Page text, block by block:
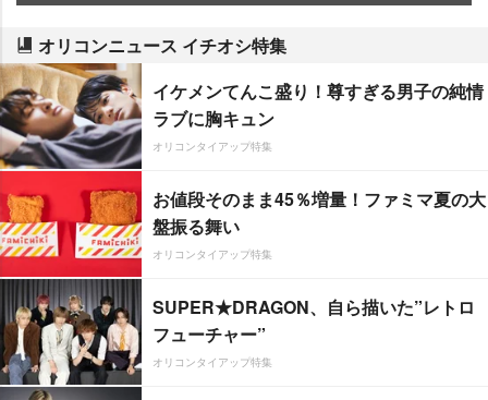
オリコンニュース イチオシ特集
イケメンてんこ盛り！尊すぎる男子の純情
ラブに胸キュン
オリコンタイアップ特集
お値段そのまま45％増量！ファミマ夏の大
盤振る舞い
オリコンタイアップ特集
SUPER★DRAGON、自ら描いた”レトロ
フューチャー”
オリコンタイアップ特集